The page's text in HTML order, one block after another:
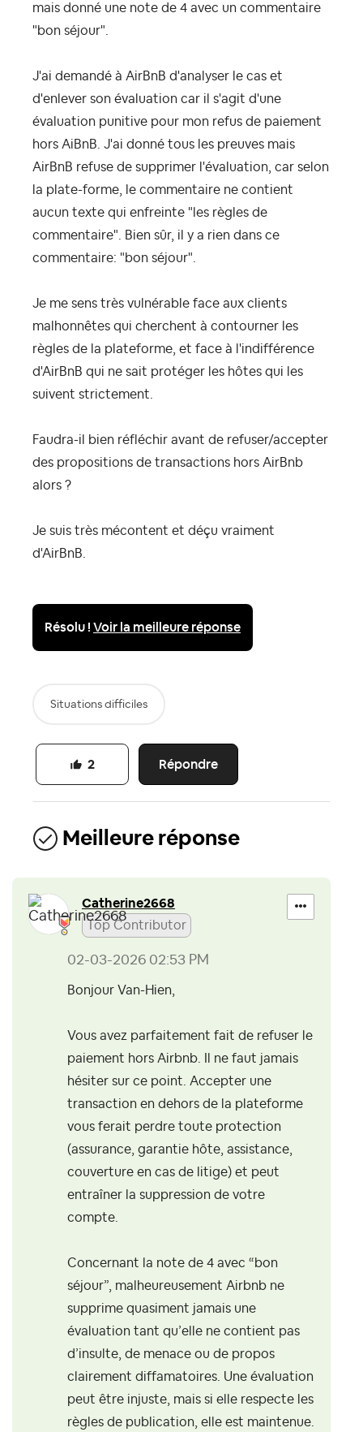
mais donné une note de 4 avec un commentaire
"bon séjour".
J'ai demandé à AirBnB d'analyser le cas et
d'enlever son évaluation car il s'agit d'une
évaluation punitive pour mon refus de paiement
hors AiBnB. J'ai donné tous les preuves mais
AirBnB refuse de supprimer l'évaluation, car selon
la plate-forme, le commentaire ne contient
aucun texte qui enfreinte "les règles de
commentaire". Bien sûr, il y a rien dans ce
commentaire: "bon séjour".
Je me sens très vulnérable face aux clients
malhonnêtes qui cherchent à contourner les
règles de la plateforme, et face à l'indifférence
d'AirBnB qui ne sait protéger les hôtes qui les
suivent strictement.
Faudra-il bien réfléchir avant de refuser/accepter
des propositions de transactions hors AirBnb
alors ?
Je suis très mécontent et déçu vraiment
d'AirBnB.
Résolu !Voir la meilleure réponse
Situations difficiles
Répondre
2
Meilleure réponse
Catherine2668
Top Contributor
‎02-03-2026 02:53 PM
Bonjour Van-Hien,
Vous avez parfaitement fait de refuser le
paiement hors Airbnb. Il ne faut jamais
hésiter sur ce point. Accepter une
transaction en dehors de la plateforme
vous ferait perdre toute protection
(assurance, garantie hôte, assistance,
couverture en cas de litige) et peut
entraîner la suppression de votre
compte.
Concernant la note de 4 avec “bon
séjour”, malheureusement Airbnb ne
supprime quasiment jamais une
évaluation tant qu’elle ne contient pas
d’insulte, de menace ou de propos
clairement diffamatoires. Une évaluation
peut être injuste, mais si elle respecte les
règles de publication, elle est maintenue.